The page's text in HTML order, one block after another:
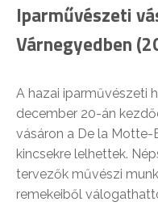
Iparművészeti
Várnegyedben
A hazai iparművészeti
december 20-án
vásáron a De la Motte-
kincsekre lelhettek.
tervezők művészi
remekeiből